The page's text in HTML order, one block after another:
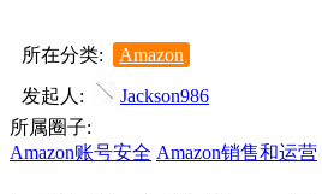
所在分类:
Amazon
发起人:
Jackson986
所属圈子:
Amazon账号安全 Amazon销售和运营